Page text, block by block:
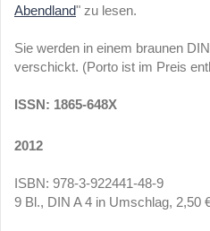
Abendland" zu lesen.
Sie werden in einem braunen
verschickt. (Porto ist im Preis
ISSN: 1865-648X
2012
ISBN: 978-3-922441-48-9
9 Bl., DIN A 4 in Umschlag, 2,50